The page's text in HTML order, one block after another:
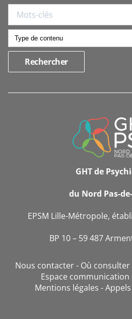
INFORMATIONS
GHT de
du Nord Pas-
EPSM Lille-Métropole,
BP 10 – 59 487
Nous contacter Où consulter
Espace communication
Mentions légales